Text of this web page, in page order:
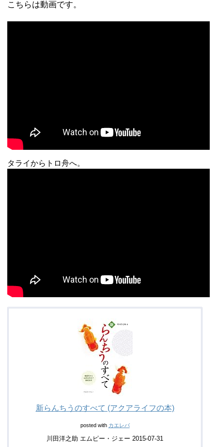
こちらは動画です。
タライからトロ舟へ。
新らんちうのすべて (アクアライフの本)
posted with カエレバ
川田洋之助 エムピー・ジェー 2015-07-31